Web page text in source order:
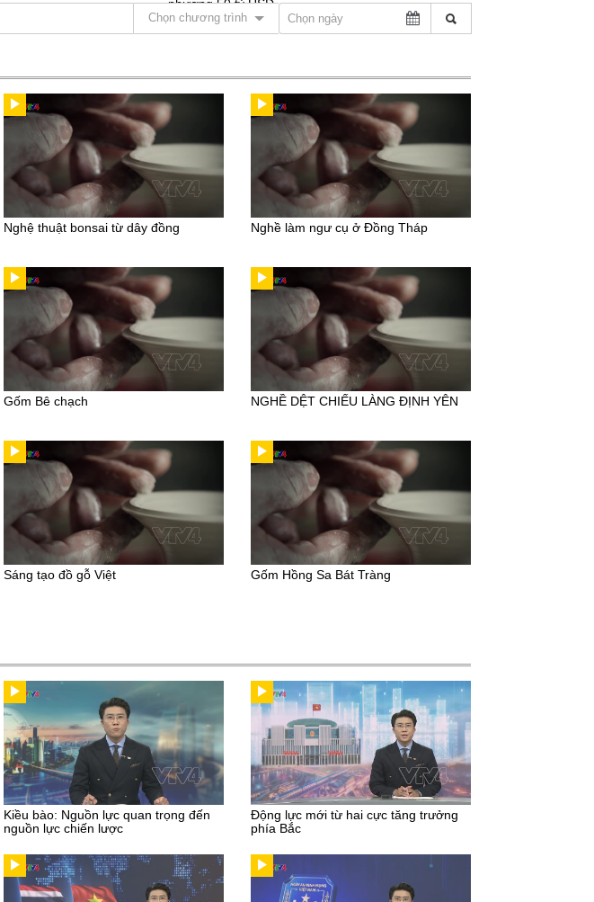
phương 50 tỷ USD
Chọn chương trình
Nghệ thuật bonsai từ dây đồng Nghề làm ngư cụ ở Đồng Tháp
Gốm Bê chạch NGHỀ DỆT CHIẾU LÀNG ĐỊNH YÊN
Sáng tạo đồ gỗ Việt Gốm Hồng Sa Bát Tràng
Kiều bào: Nguồn lực quan trọng đến
nguồn lực chiến lược
Động lực mới từ hai cực tăng trưởng
phía Bắc